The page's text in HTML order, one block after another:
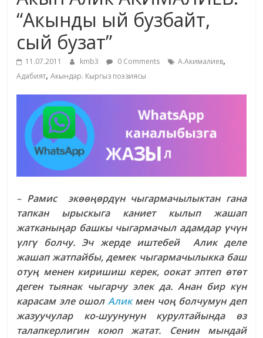
маданияты
жана
адабияты
“Акынды ый бузбайт,
сый бузат”
11.07.2011 kmb3 0 Comments А.Акималиев,
Адабият,Акындар. Кыргыз поэзиясы
– Рамис экөөңөрдүн чыгармачылыктан гана
тапкан ырыскыга каниет кылып жашап
жатканыңар башкы чыгармачыл адамдар үчүн
үлгү болчу. Эч жерде иштебей Алик деле
жашап жатпайбы, демек чыгармачылыкка баш
отуң менен киришиш керек, оокат эптеп өтөт
деген тыянак чыгарчу элек да. Анан бир күн
карасам эле ошол Аликмен чоң болчумун деп
жазуучулар ко-шуунунун курултайында өз
талапкерлигин коюп жатат. Сенин мындай